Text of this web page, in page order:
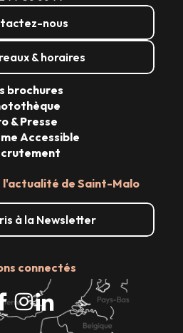
nous
& horaires
l'actualité de Saint-Malo
à la Newsletter
connectés
brochures
& Presse
Accessible